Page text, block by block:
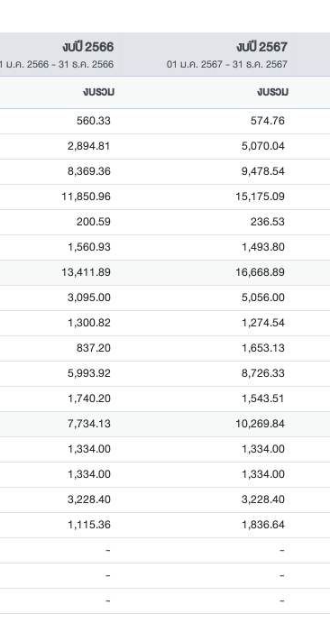
งบปี 2566
ม.ค. 2566-31 ธ.ค. 2566
งบปี 2567
01 ม.ค. 2567-31 ธ.ค. 2567
งบรวม งบรวม
560.33 574.76
2,894.81 5,070.04
8,369.36 9,478.54
11,850.96 15,175.09
200.59 236.53
1,560.93 1,493.80
13,411.89 16,668.89
3,095.00 5,056.00
1,300.82 1,274.54
837.20 1,653.13
5,993.92 8,726.33
1,740.20 1,543.51
7,734.13 10,269.84
1,334.00 1,334.00
1,334.00 1,334.00
3,228.40 3,228.40
1,115.36 1,836.64
- -
- -
- -